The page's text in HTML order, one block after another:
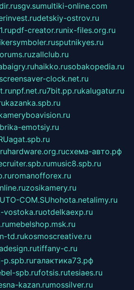
sgv.sumultiki-online.com
detskiy-ostrov.ru
pdf-creator.runix-files.org.ru
sputnikyes.ru
zallclub.ru
haikko.rusobakopedia.ru
screensaver-clock.net.ru
npf.net.ru7bit.pp.rukalugatur.ru
kazanka.spb.ru
emotsiy.ru
agat.spb.ru
hardware.org.ruсхема-авто.рф
music8.spb.ru
romanofforex.ru
zosikamery.ru
COM.SUhohota.netalimy.ru
vostoka.ruotdelkaexp.ru
mebelshop.msk.ru
td.rukosmoscreative.ru
tiffany-c.ru
p.spb.ruгалактика73.рф
spb.rufotsis.rutesiaes.ru
kazan.rumossilver.ru